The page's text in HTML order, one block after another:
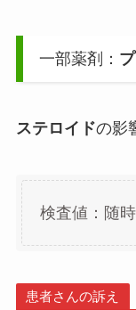
一部薬剤：
ステロイドの影
検査値：随
患者さんの訴え